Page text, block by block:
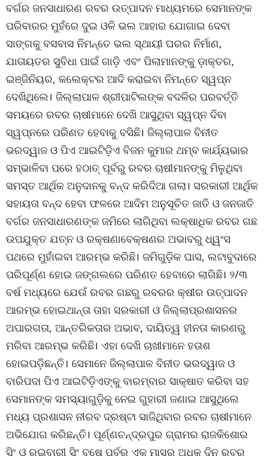
ବର୍ଗର ଜନସାଧାରଣ ରବର ଉତ୍ପାଦନ ମାଧ୍ୟମରେ ସେମାନଙ୍କ
ପରିବାରର ମୁହଁରେ ଦୁଇ ଓଳି ଭଲ ଆହାର ଯୋଗାଇ ଦେବା
ସାଙ୍ଗକୁ ବସବାସ ନିମନ୍ତେ ଭଲ ସ୍ଥାୟୀ ଘରର ନିର୍ମାଣ,
ଯାତାୟତର ସୁବିଧା ପାଇଁ ଗାଡ଼ି ଏବଂ ପିଲାମାନଙ୍କୁ ଡ଼ାକ୍ତର,
ଇଞ୍ଜିନିୟର, କଲେକ୍ଟର ଆଦି କରାଇବା ନିମନ୍ତେ ସ୍ୱପ୍ନ
ଦେଖିଥିଲେ। ଜିଲ୍ଲାପାଳ ଶ୍ରୀପାଟିଲଙ୍କ ବଦଳିର ପରବର୍ତ୍ତି
ସମୟରେ ରବର ଚାଷୀମାନେ ଦେଖି ଆସୁଥିବା ସ୍ୱପ୍ନ ଦିବା
ସ୍ୱପ୍ନରେ ପରିଣତ ହେବାକୁ ବସିଛି। ଜିଲ୍ଲାପାଳ ବିନୀତ
ଭରଦ୍ୱାଜ ଓ ପିଏ ଆଇଟିଡ଼ିଏ ବିଜନ କୁମାର ଥମ୍ବ କାର୍ଯ୍ୟଭାର
ସମ୍ଭାଳିବା ପରେ ହଠାତ୍ ପୂର୍ବରୁ ରବର ଚାଷୀମାନଙ୍କୁ ମିଳୁଥିବା
ସମସ୍ତ ଆର୍ଥିକ ଅନୁଦାନକୁ ବନ୍ଦ କରିଦିଆ ଗଲା। ସରକାରୀ ଆର୍ଥିକ
ସହାୟତା ବନ୍ଦ ହେବା ଫଳରେ ଆଦିମ ଅନୁସୂଚିତ ଜାତି ଓ ଜନଜାତି
ବର୍ଗର ଜନସାଧାରଣଙ୍କ ଜମିରେ ଲାଗିଥିବା ଲକ୍ଷାଧିକ ରବର ଗଛ
ଉପଯୁକ୍ତ ଯତ୍ନ ଓ ରକ୍ଷଣାବେକ୍ଷଣର ଅଭାବରୁ ଧ୍ୱଂସ
ପଥରେ ମୁହାଁଇବା ଆରମ୍ଭ କରିଛି। ଜମିଗୁଡ଼ିକ ଘାସ, ଲଟାବୁଦାରେ
ପରିପୂର୍ଣ୍ଣ ହୋଇ ଜଙ୍ଗଲରେ ପରିଣତ ହେବାରେ ଲାଗିଛି। ୨/୩
ବର୍ଷ ମଧ୍ୟରେ ଯେଉଁ ରବର ଗଛରୁ ରବରର କ୍ଷୀର ଉତ୍ପାଦନ
ଆରମ୍ଭ ହୋଇଥାନ୍ତା ତାହା ସରକାରୀ ଓ ଜିଲ୍ଲାପ୍ରଶାସନର
ଅପାରଗତା, ଆନ୍ତରିକତାର ଅଭାବ, ଦାୟିତ୍ୱ ହୀନତା କାରଣରୁ
ମରିବା ଆରମ୍ଭ କରିଛି। ଏହା ଦେଖି ଚାଖୀମାନେ ହତାଶ
ହୋଇପଡ଼ିଛନ୍ତି। ସେମାନେ ଜିଲ୍ଲାପାଳ ବିନୀତ ଭରଦ୍ୱାଜ ଓ
ବାରିପଦା ପିଏ ଆଇଟିଡ଼ିଏଙ୍କୁ ବାରମ୍ବାର ସାକ୍ଷାତ କରିବା ସହ
ସେମାନଙ୍କ ସମସ୍ୟାଗୁଡ଼ିକୁ ନେଇ ଗୁହାରୀ ଜଣାଇ ଆସୁଥିଲେ
ମଧ୍ୟ ପ୍ରଶାସନ ନୀରବ ଦ୍ରଷ୍ଟା ସାଜିଥିବାର ରବର ଚାଷୀମାନେ
ଅଭିଯୋଗ କରିଛନ୍ତି। ପୂର୍ଣ୍ଣଚନ୍ଦ୍ରପୁର ଗ୍ରାମର ରାଜକିଶୋର
ସିଂ ଓ ରଇବାରୀ ସିଂ ବଷେ ପୂର୍ବରୁ ଏକ ମାସରୁ ଅଧିକ ଦିନ ରବର